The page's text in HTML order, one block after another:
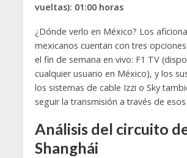
vueltas): 01:00 horas
¿Dónde verlo en México? Los
mexicanos cuentan con tres
el fin de semana en vivo: F1 TV
cualquier usuario en México), y los
los sistemas de cable Izzi o Sky
seguir la transmisión a través de esos
Análisis del circuito
Shanghái